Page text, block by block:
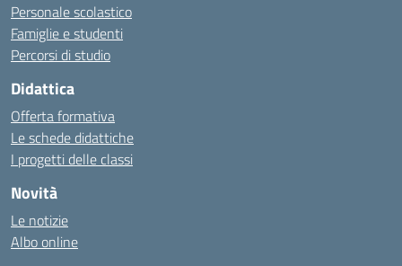
Personale scolastico
Famiglie e studenti
Percorsi di studio
Didattica
Offerta formativa
Le schede didattiche
I progetti delle classi
Novità
Le notizie
Albo online